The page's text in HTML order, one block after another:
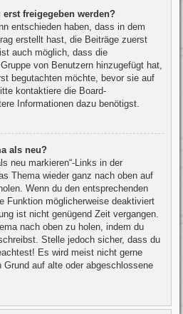
freigegeben werden?
entschieden haben, dass in dem
erstellt hast, die Beiträge zuerst
auch möglich, dass die
von Benutzern hinzugefügt hat,
begutachten möchte, bevor sie auf
kontaktiere die Board-
Informationen dazu benötigst.
als neu?
neu markieren“-Links in der
Thema wieder ganz nach oben auf
Wenn du den entsprechenden
Funktion möglicherweise deaktiviert
ist nicht genügend Zeit vergangen.
nach oben zu holen, indem du
Stelle jedoch sicher, dass du
Es wird meist nicht gerne
auf alte oder abgeschlossene